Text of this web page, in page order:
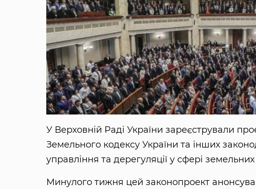
У Верховній Раді України зареєстрували
Земельного кодексу України та інших
управління та дерегуляції у сфері
Минулого тижня цей законопроект